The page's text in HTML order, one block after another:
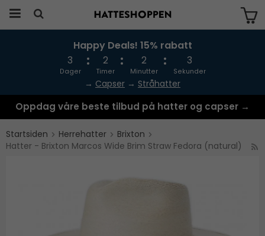
Produktet har blitt lagt til i handlekurven
Happy Deals! 15% rabatt
3
Dager
2
Timer
2
Minutter
3
Sekunder
→ Capser → Stråhatter
Oppdag våre beste tilbud på hatter og capser →
Startsiden Herrehatter
Brixton
Hatter - Brixton Marcos Wide Brim Straw Fedora (natural)